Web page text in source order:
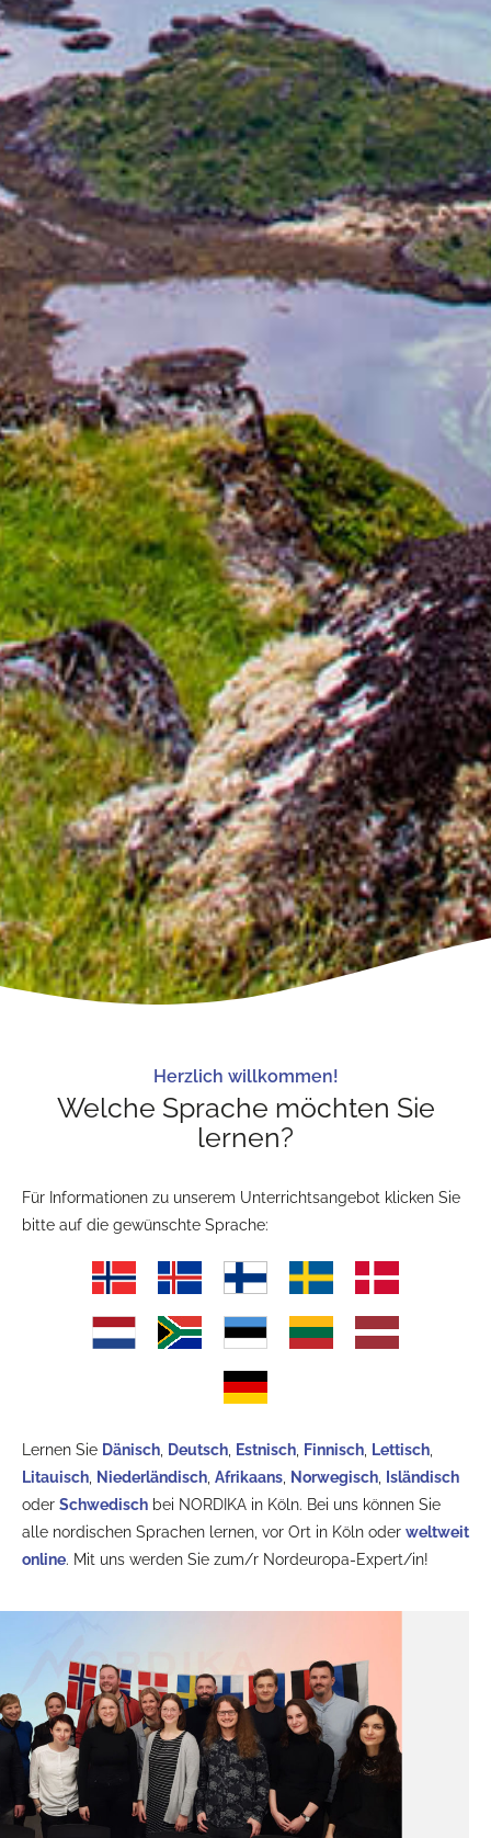
Herzlich willkommen!
Welche Sprache möchten Sie
lernen?
Für Informationen zu unserem Unterrichtsangebot klicken Sie
bitte auf die gewünschte Sprache:
Lernen Sie Dänisch Deutsch Estnisch Finnisch Lettisch
Litauisch Niederländisch Afrikaans Norwegisch
Isländisch
oder Schwedisch bei NORDIKA in Köln. Bei uns können Sie
alle nordischen Sprachen lernen, vor Ort in Köln oder weltweit
online. Mit uns werden Sie zum/r Nordeuropa-Expert/in!